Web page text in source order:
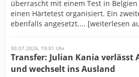
einen Härtetest organisiert. Ein
ebenfalls angesetzt.... [weiterlesen
30.07.2026, 19:01 Uhr
Transfer: Julian Kania verlässt
und wechselt ins Ausland